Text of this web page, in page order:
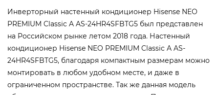
Инверторный настенный кондиционер Hisense NEO
PREMIUM Classic A AS-24HR4SFBTG5 был представлен
на Российском рынке летом 2018 года. Настенный
кондиционер Hisense NEO PREMIUM Classic A AS-
24HR4SFBTG5, благодаря компактным размерам можно
монтировать в любом удобном месте, и даже в
ограниченном пространстве. Так же данная модель